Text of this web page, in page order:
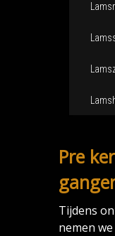
Pre
Tijdens
nemen